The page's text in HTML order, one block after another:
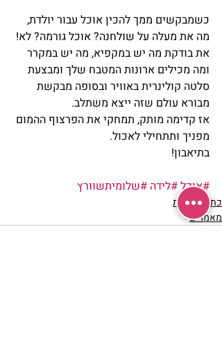
כשמבקשים ממך להכין אוכל עבור יולדת,
מה את מעלה על שולחנה? אוכל גורמה? לא!
את בודקת מה יש במקפיא, מה יש במקרר
ומה מכילים ארונות המטבח שלך ומבצעת
סלטה קולינרית באוויר ובסופה מבקשת
מבורא עולם שזה ייצא משתלב.
אז קדימה מותק, תמחקי את הפרצוף ההמום
מפניך ותתחילי לאכול.
בתיאבון!
#אוכל#לידה #שלומיתשוורץ
כתיבה יוצרת
מאמרים